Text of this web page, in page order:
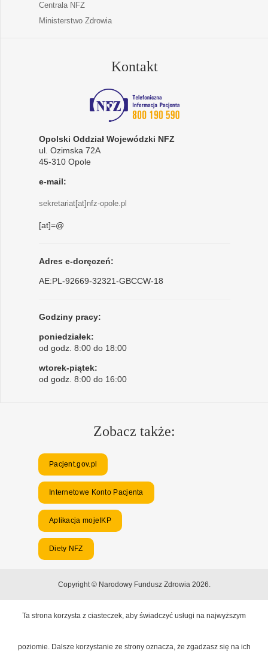
Centrala NFZ
Ministerstwo Zdrowia
Kontakt
Opolski Oddział Wojewódzki NFZ
ul. Ozimska 72A
45-310 Opole
e-mail:
sekretariat[at]nfz-opole.pl
[at]=@
Adres e-doręczeń:
AE:PL-92669-32321-GBCCW-18
Godziny pracy:
poniedziałek:
od godz. 8:00 do 18:00
wtorek-piątek:
od godz. 8:00 do 16:00
Zobacz także:
Pacjent.gov.pl
Internetowe Konto Pacjenta
Aplikacja mojeIKP
Diety NFZ
Copyright © Narodowy Fundusz Zdrowia 2026.
Ta strona korzysta z ciasteczek, aby świadczyć usługi na najwyższym
poziomie. Dalsze korzystanie ze strony oznacza, że zgadzasz się na ich